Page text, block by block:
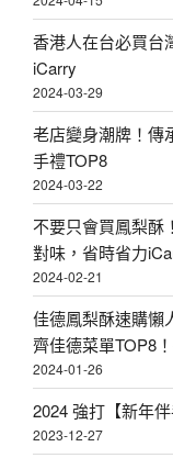
香港人在台必買台
iCarry
2024-03-29
老店變身潮牌！傳
手禮TOP8
2024-03-22
不要只會買鳳梨酥
對味，省時省力
2024-02-21
佳德鳳梨酥速購懶
齊佳德菜單TOP8
2024-01-26
2024 強打【新年
2023-12-27